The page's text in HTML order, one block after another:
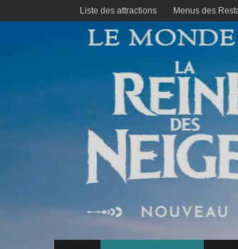
Liste des attractions Menus des